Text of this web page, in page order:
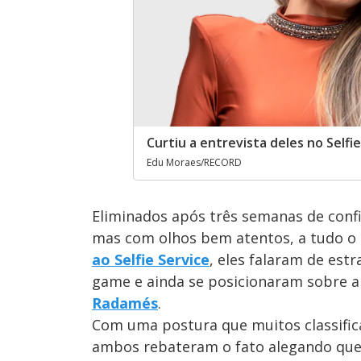
Curtiu a entrevista deles no
Edu Moraes/RECORD
Eliminados após três semanas de
mas com olhos bem atentos, a tudo
ao Selfie Service, eles falaram de
game e ainda se posicionaram sobre
Radamés.
Com uma postura que muitos
ambos rebateram o fato alegando